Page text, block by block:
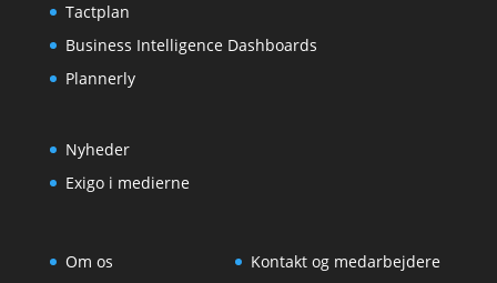
Tactplan
Business Intelligence Dashboards
Plannerly
Nyheder
Exigo i medierne
Om os
Kontakt og medarbejdere